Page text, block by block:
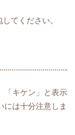
てください。
「キケン」と表示
には十分注意しま